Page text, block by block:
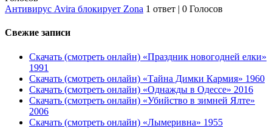
Антивирус Avira блокирует Zona 1 ответ | 0 Голосов
Свежие записи
Скачать (смотреть онлайн) «Праздник новогодней елки»
1991
Скачать (смотреть онлайн) «Тайна Димки Кармия» 1960
Скачать (смотреть онлайн) «Однажды в Одессе» 2016
Скачать (смотреть онлайн) «Убийство в зимней Ялте»
2006
Скачать (смотреть онлайн) «Лымеривна» 1955